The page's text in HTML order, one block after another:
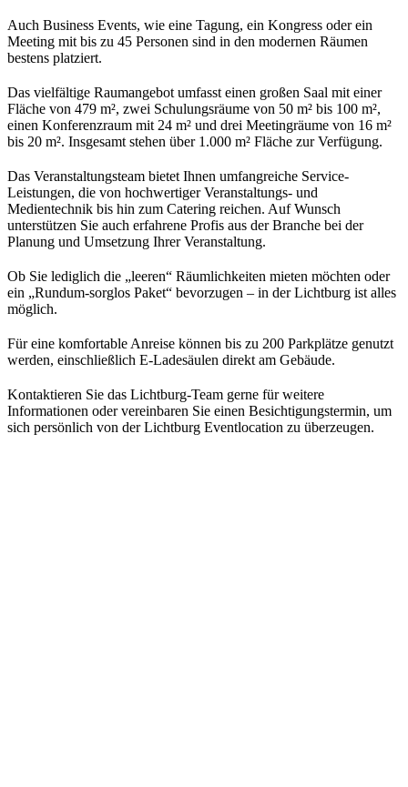
Auch Business Events, wie eine Tagung, ein Kongress oder ein
Meeting mit bis zu 45 Personen sind in den modernen Räumen
bestens platziert.
Das vielfältige Raumangebot umfasst einen großen Saal mit einer
Fläche von 479 m², zwei Schulungsräume von 50 m² bis 100 m²,
einen Konferenzraum mit 24 m² und drei Meetingräume von 16 m²
bis 20 m². Insgesamt stehen über 1.000 m² Fläche zur Verfügung.
Das Veranstaltungsteam bietet Ihnen umfangreiche Service-
Leistungen, die von hochwertiger Veranstaltungs- und
Medientechnik bis hin zum Catering reichen. Auf Wunsch
unterstützen Sie auch erfahrene Profis aus der Branche bei der
Planung und Umsetzung Ihrer Veranstaltung.
Ob Sie lediglich die „leeren“ Räumlichkeiten mieten möchten oder
ein „Rundum-sorglos Paket“ bevorzugen – in der Lichtburg ist alles
möglich.
Für eine komfortable Anreise können bis zu 200 Parkplätze genutzt
werden, einschließlich E-Ladesäulen direkt am Gebäude.
Kontaktieren Sie das Lichtburg-Team gerne für weitere
Informationen oder vereinbaren Sie einen Besichtigungstermin, um
sich persönlich von der Lichtburg Eventlocation zu überzeugen.